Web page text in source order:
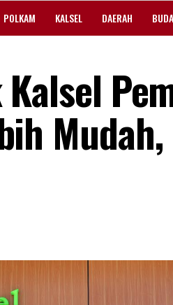
POLKAM KALSEL DAERAH
Mudah,